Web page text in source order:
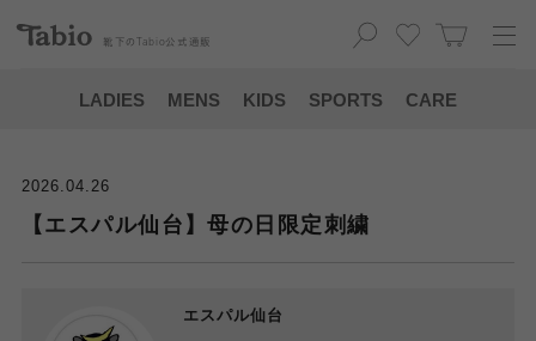
靴下の Tabio 公式通販
LADIES MENS KIDS SPORTS CARE
2026.04.26
【エスパル仙台】母の日限定刺繍
エスパル仙台